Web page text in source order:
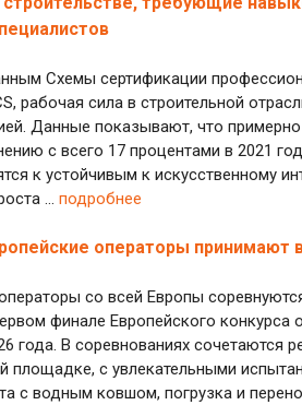
Схемы сертификации
рабочая сила в строительной
Данные показывают, что
с всего 17 процентами в 2021
к устойчивым к искусственному
... подробнее
операторы принимают
со всей Европы
финале Европейского конкурса
года. В соревнованиях
площадке, с увлекательными
с водным ковшом, погрузка и